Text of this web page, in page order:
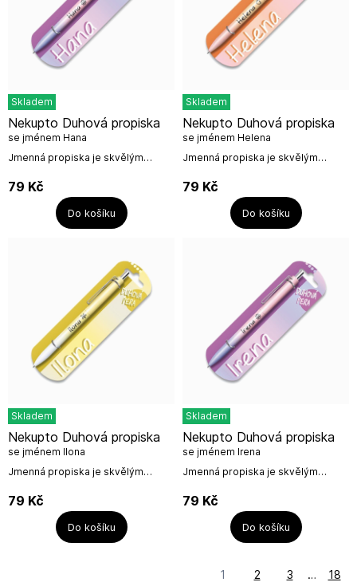
Skladem
Jmenná propiska je skvělým
neztratí se z dohledu. Navíc je
připevněna na krásné dárkové
Nekupto Duhová propiska
se jménem Hana
79 Kč
Do košíku
Skladem
Jmenná propiska je skvělým
neztratí se z dohledu. Navíc je
připevněna na krásné dárkové
Nekupto Duhová propiska
se jménem Helena
79 Kč
Do košíku
Skladem
Jmenná propiska je skvělým
neztratí se z dohledu. Navíc je
připevněna na krásné dárkové
Nekupto Duhová propiska
se jménem Ilona
79 Kč
Do košíku
Skladem
Jmenná propiska je skvělým
neztratí se z dohledu. Navíc je
připevněna na krásné dárkové
Nekupto Duhová propiska
se jménem Irena
79 Kč
Do košíku
1 2 3 … 18